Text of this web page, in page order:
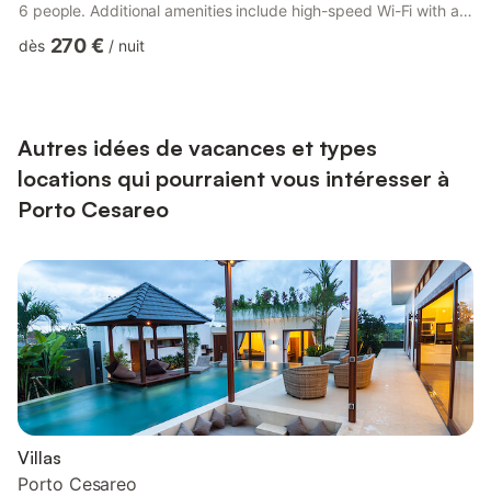
6 people. Additional amenities include high-speed Wi-Fi with a
a washing machine as well as a TV. A baby cot and a high chair
dès 270 € / nuit
Autres idées de vacances et types
locations qui pourraient vous intéresser à
Porto Cesareo
Villas
Porto Cesareo